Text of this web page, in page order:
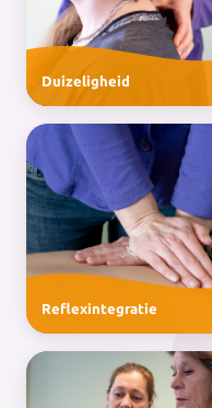
Duizeligheid
Reflexintegratie